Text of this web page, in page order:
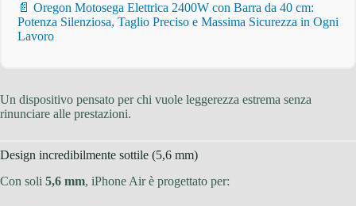
📄 Oregon Motosega Elettrica 2400W con Barra da 40 cm:
Potenza Silenziosa, Taglio Preciso e Massima Sicurezza in Ogni
Lavoro
Un dispositivo pensato per chi vuole leggerezza estrema senza
rinunciare alle prestazioni.
Design incredibilmente sottile (5,6 mm)
Con soli 5,6 mm, iPhone Air è progettato per: